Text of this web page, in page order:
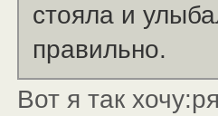
стояла и
правильно.
Вот я так